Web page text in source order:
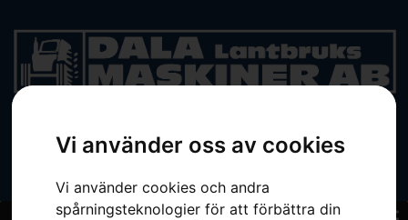
Vi använder oss av cookies
Vi använder cookies och andra
spårningsteknologier för att förbättra din
BEGAGNAT